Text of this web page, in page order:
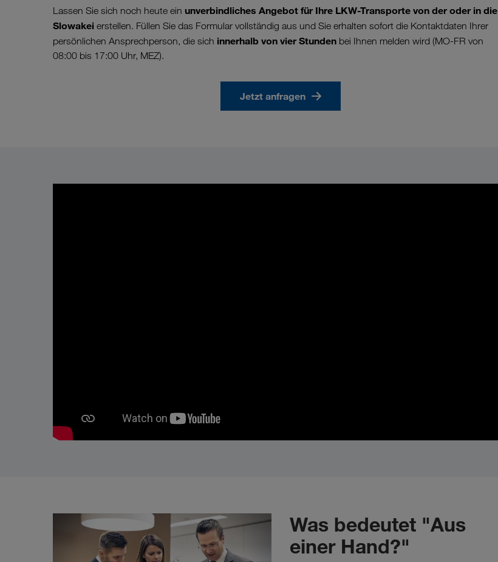
Lassen Sie sich noch heute ein unverbindliches Angebot für Ihre LKW-Transporte von der oder in die
Slowakei erstellen. Füllen Sie das Formular vollständig aus und Sie erhalten sofort die Kontaktdaten Ihrer
persönlichen Ansprechperson, die sich innerhalb von vier Stunden bei Ihnen melden wird (MO-FR von
08:00 bis 17:00 Uhr, MEZ).
Jetzt anfragen
Was bedeutet "Aus
einer Hand?"